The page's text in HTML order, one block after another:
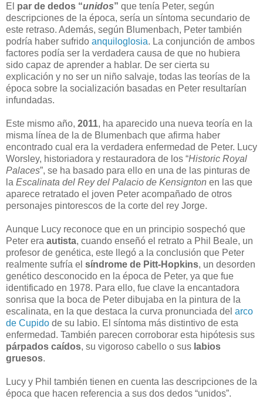
El par de dedos “unidos” que tenía Peter, según
descripciones de la época, sería un síntoma secundario de
este retraso. Además, según Blumenbach, Peter también
podría haber sufrido anquiloglosia. La conjunción de ambos
factores podía ser la verdadera causa de que no hubiera
sido capaz de aprender a hablar. De ser cierta su
explicación y no ser un niño salvaje, todas las teorías de la
época sobre la socialización basadas en Peter resultarían
infundadas.
Este mismo año, 2011, ha aparecido una nueva teoría en la
misma línea de la de Blumenbach que afirma haber
encontrado cual era la verdadera enfermedad de Peter. Lucy
Worsley, historiadora y restauradora de los “Historic Royal
Palaces”, se ha basado para ello en una de las pinturas de
la Escalinata del Rey del Palacio de Kensignton en las que
aparece retratado el joven Peter acompañado de otros
personajes pintorescos de la corte del rey Jorge.
Aunque Lucy reconoce que en un principio sospechó que
Peter era autista, cuando enseñó el retrato a Phil Beale, un
profesor de genética, este llegó a la conclusión que Peter
realmente sufría el síndrome de Pitt-Hopkins, un desorden
genético desconocido en la época de Peter, ya que fue
identificado en 1978. Para ello, fue clave la encantadora
sonrisa que la boca de Peter dibujaba en la pintura de la
escalinata, en la que destaca la curva pronunciada del arco
de Cupido de su labio. El síntoma más distintivo de esta
enfermedad. También parecen corroborar esta hipótesis sus
párpados caídos, su vigoroso cabello o sus labios
gruesos.
Lucy y Phil también tienen en cuenta las descripciones de la
época que hacen referencia a sus dos dedos “unidos”.